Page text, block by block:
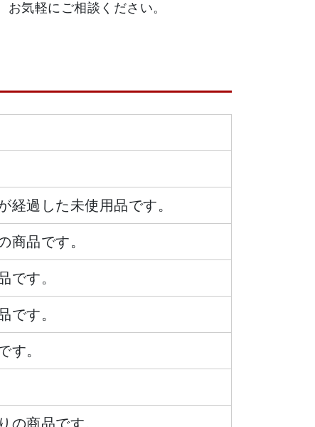
気軽にご相談ください。
経過した未使用品です。
商品です。
です。
です。
す。
の商品です。